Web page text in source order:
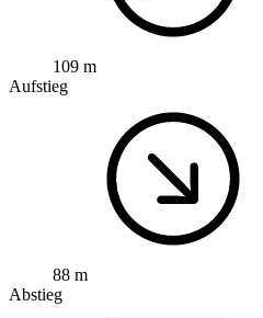
109 m
Aufstieg
88 m
Abstieg